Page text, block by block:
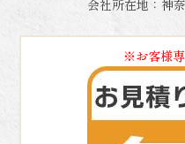
会社所在地：神
※お客様